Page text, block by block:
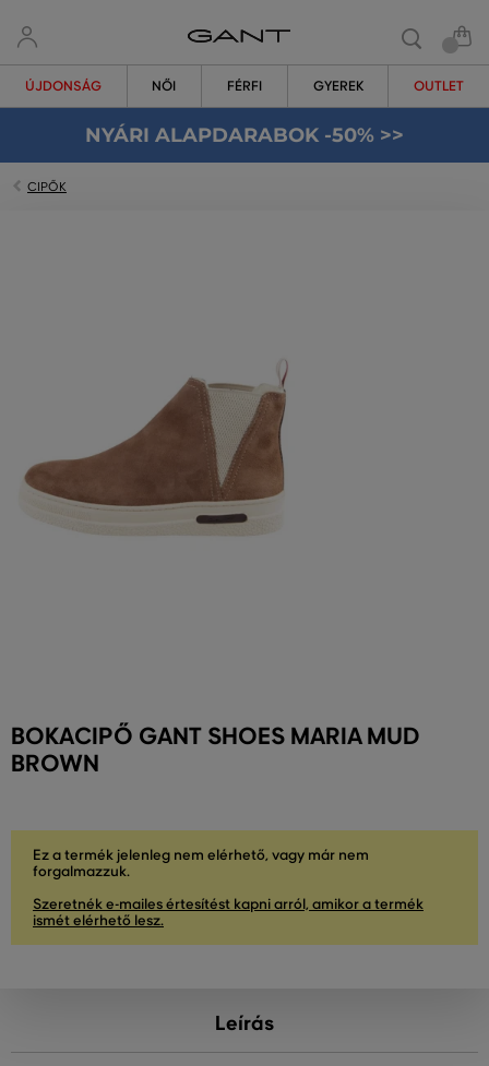
ÚJDONSÁG NŐI FÉRFI GYEREK OUTLET
NYÁRI ALAPDARABOK -50% >>
CIPŐK
BOKACIPŐ GANT SHOES MARIA MUD
BROWN
Ez a termék jelenleg nem elérhető, vagy már nem
forgalmazzuk.
Szeretnék e-mailes értesítést kapni arról, amikor a termék
ismét elérhető lesz.
Leírás